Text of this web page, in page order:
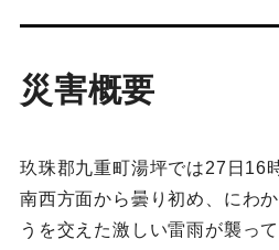
災害概要
玖珠郡九重町湯坪では27日16
南西方面から曇り初め、にわ
うを交えた激しい雷雨が襲っ